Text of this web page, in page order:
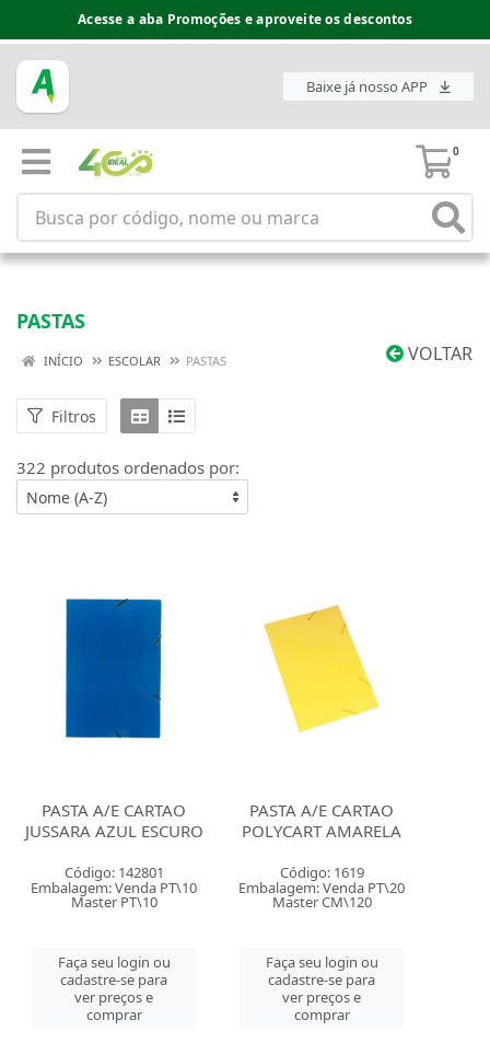
Espaço do Fornecedor disponível no acesso superior
Baixe já nosso APP
0
PASTAS
VOLTAR
INÍCIO ESCOLAR PASTAS
Filtros
322 produtos ordenados por:
PASTA A/E CARTAO
JUSSARA AZUL ESCURO
Código: 142801
Embalagem: Venda PT\10
Master PT\10
Faça seu login ou
cadastre-se para
ver preços e
comprar
PASTA A/E CARTAO
POLYCART AMARELA
Código: 1619
Embalagem: Venda PT\20
Master CM\120
Faça seu login ou
cadastre-se para
ver preços e
comprar